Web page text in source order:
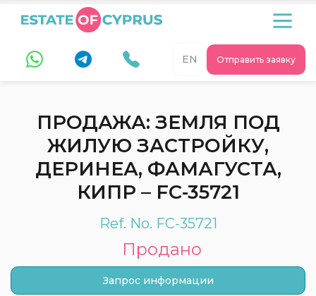
Отправить заявку
EN
ПРОДАЖА: ЗЕМЛЯ ПОД
ЖИЛУЮ ЗАСТРОЙКУ,
ДЕРИНЕА, ФАМАГУСТА,
КИПР – FC-35721
Ref. No. FC-35721
Продано
Запрос информации